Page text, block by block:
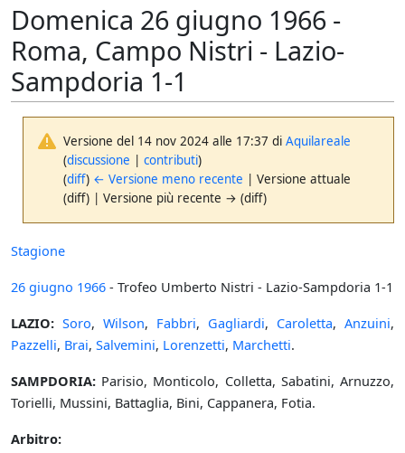
Domenica 26 giugno 1966 -
Roma, Campo Nistri - Lazio-
Sampdoria 1-1
Versione del 14 nov 2024 alle 17:37 diAquilareale
(discussione |contributi)
(diff) ← Versione meno recente | Versione attuale
(diff) | Versione più recente → (diff)
Stagione
26 giugno 1966 - Trofeo Umberto Nistri - Lazio-Sampdoria 1-1
LAZIO: Soro, Wilson, Fabbri, Gagliardi, Caroletta, Anzuini,
Pazzelli, Brai, Salvemini, Lorenzetti, Marchetti.
SAMPDORIA: Parisio, Monticolo, Colletta, Sabatini, Arnuzzo,
Torielli, Mussini, Battaglia, Bini, Cappanera, Fotia.
Arbitro: